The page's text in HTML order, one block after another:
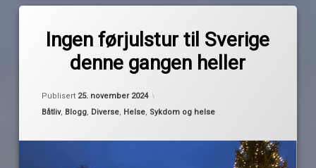
Ingen førjulstur til Sverige
denne gangen heller
Publisert 25. november 2024
Kategorier:
Båtliv, Blogg Diverse Helse Sykdom og helse
amputasjon.
landligge
operasjon